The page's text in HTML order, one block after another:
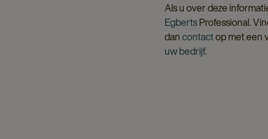
Als u over deze
EgbertsProfessional.
dancontactop met een
uw bedrijf.